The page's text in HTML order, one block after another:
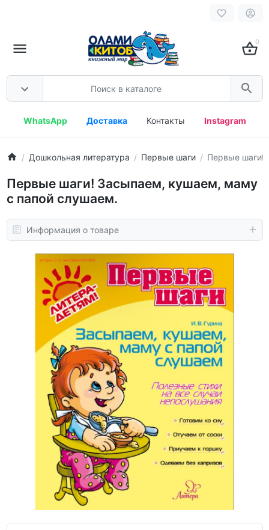
0
WhatsApp Доставка Контакты Instagram
Дошкольная литература Первые шаги Первые шаги!
Первые шаги! Засыпаем, кушаем, маму
с папой слушаем.
Информация о товаре